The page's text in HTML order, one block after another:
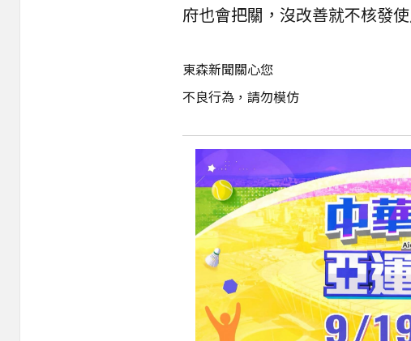
府也會把關，沒改善就不核發使
東森新聞關心您
不良行為，請勿模仿